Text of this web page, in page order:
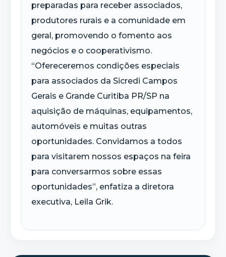
preparadas para receber associados,
produtores rurais e a comunidade em
geral, promovendo o fomento aos
negócios e o cooperativismo.
“Ofereceremos condições especiais
para associados da Sicredi Campos
Gerais e Grande Curitiba PR/SP na
aquisição de máquinas, equipamentos,
automóveis e muitas outras
oportunidades. Convidamos a todos
para visitarem nossos espaços na feira
para conversarmos sobre essas
oportunidades”, enfatiza a diretora
executiva, Leila Grik.